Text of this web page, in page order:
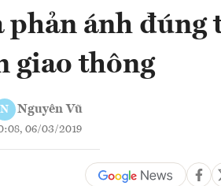
phản ánh đúng
giao thông
N Nguyên Vũ
06/03/2019